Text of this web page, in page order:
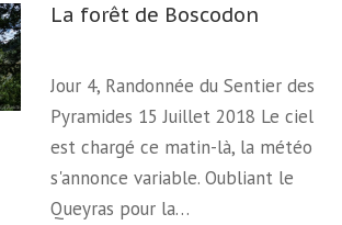
La forêt de Boscodon
Jour 4, Randonnée du Sentier des
Pyramides 15 Juillet 2018 Le ciel
est chargé ce matin-là, la météo
s'annonce variable. Oubliant le
Queyras pour la…